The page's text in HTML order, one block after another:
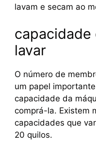
lavam e secam ao
capacidade
lavar
O número de
um papel
capacidade da
comprá-la. Existem
capacidades que
20 quilos.